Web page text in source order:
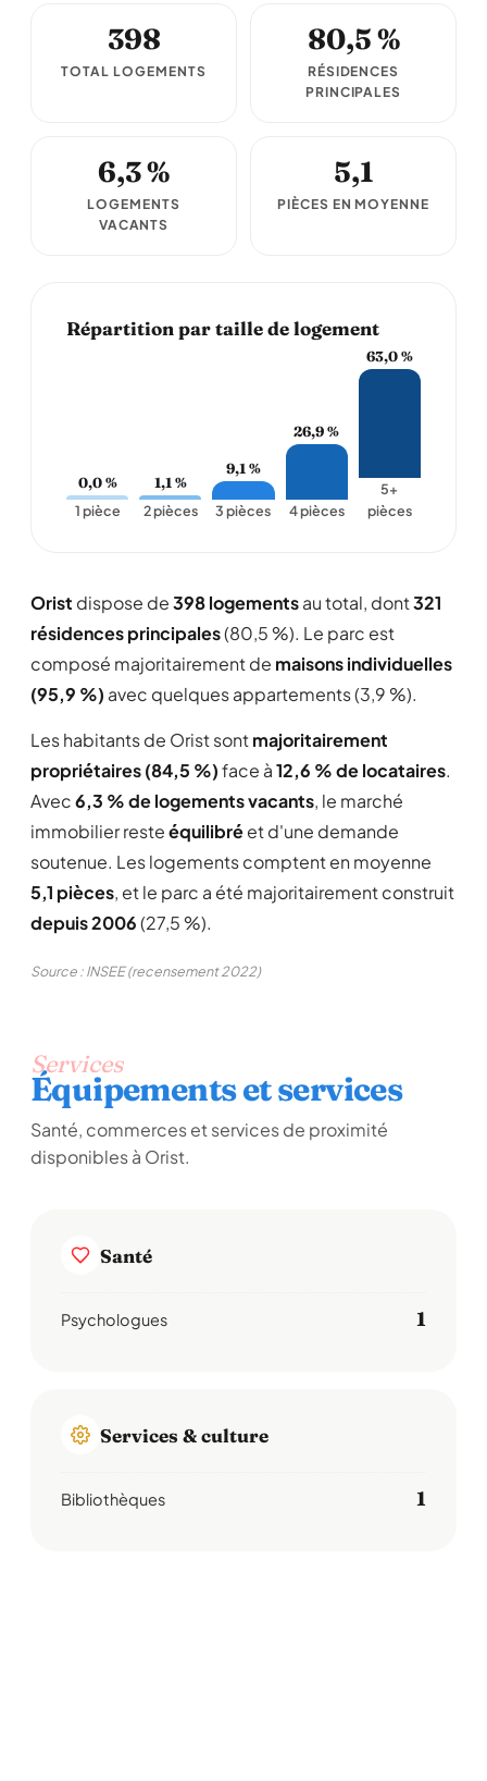
398
TOTAL LOGEMENTS
80,5 %
RÉSIDENCES
PRINCIPALES
6,3 %
LOGEMENTS
VACANTS
5,1
PIÈCES EN MOYENNE
Répartition par taille de logement
0,0 %
1 pièce
1,1 %
2 pièces
9,1 %
3 pièces
26,9 %
4 pièces
63,0 %
5+
pièces
Orist dispose de398 logementsau total, dont321
résidences principales(80,5 %). Le parc est
composé majoritairement de maisons individuelles
(95,9 %) avec quelques appartements (3,9 %).
Les habitants de Orist sontmajoritairement
propriétaires (84,5 %)face à12,6 % de locataires.
Avec6,3 % de logements vacants, le marché
immobilier resteéquilibréet d'une demande
soutenue. Les logements comptent en moyenne
5,1 pièces, et le parc a été majoritairement construit
depuis 2006(27,5 %).
Source : INSEE (recensement 2022)
Services
Équipements et services
Santé, commerces et services de proximité
disponibles à Orist.
Santé
Psychologues 1
Services & culture
Bibliothèques 1